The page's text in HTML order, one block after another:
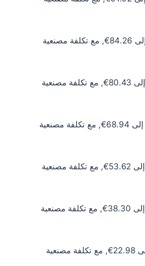
سعر الذهب عيار 22 اليوم يبلغ 74.37€ للشراء الخام و76.60€ للبيع الخام. أما مع إضافة المصنعية، فيرتفع سعر الشراء إلى 81.81€ وسعر البيع إلى 84.26€, مع تكلفة مصنعية
سعر الذهب عيار 21 اليوم يبلغ 70.99€ للشراء الخام و73.12€ للبيع الخام. أما مع إضافة المصنعية، فيرتفع سعر الشراء إلى 78.09€ وسعر البيع إلى 80.43€, مع تكلفة مصنعية
سعر الذهب عيار 18 اليوم يبلغ 60.85€ للشراء الخام و62.67€ للبيع الخام. أما مع إضافة المصنعية، فيرتفع سعر الشراء إلى 66.93€ وسعر البيع إلى 68.94€, مع تكلفة مصنعية
سعر الذهب عيار 14 اليوم يبلغ 47.33€ للشراء الخام و48.75€ للبيع الخام. أما مع إضافة المصنعية، فيرتفع سعر الشراء إلى 52.06€ وسعر البيع إلى 53.62€, مع تكلفة مصنعية
سعر الذهب عيار 10 اليوم يبلغ 33.80€ للشراء الخام و34.82€ للبيع الخام. أما مع إضافة المصنعية، فيرتفع سعر الشراء إلى 37.18€ وسعر البيع إلى 38.30€, مع تكلفة مصنعية
سعر الذهب عيار 6 اليوم يبلغ 20.28€ للشراء الخام و20.89€ للبيع الخام. أما مع إضافة المصنعية، فيرتفع سعر الشراء إلى 22.31€ وسعر البيع إلى 22.98€, مع تكلفة مصنعية